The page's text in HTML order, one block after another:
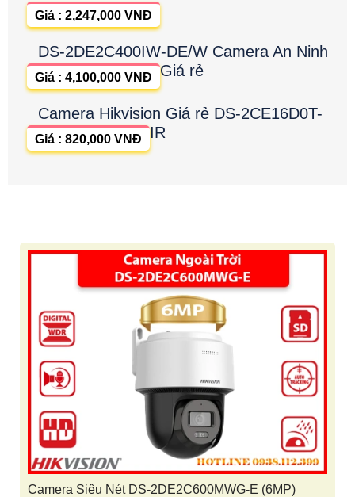
Giá : 2,247,000 VNĐ
DS-2DE2C400IW-DE/W Camera An Ninh
Giá rẻ
Giá : 4,100,000 VNĐ
Camera Hikvision Giá rẻ DS-2CE16D0T-
IR
Giá : 820,000 VNĐ
Camera Siêu Nét DS-2DE2C600MWG-E (6MP)